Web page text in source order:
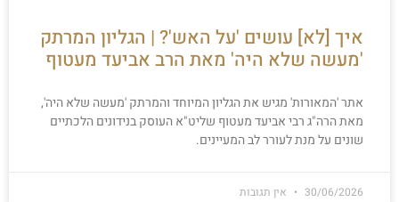
איך [לא] עושים 'על האש'? | הגליון המרתק
'מעשה שלא היה' מאת הרב אביעד מעטוף
אתר 'המאורות' מגיש את הגליון המיוחד והמרתק 'מעשה שלא היה',
מאת הרה"ג רבי אביעד מעטוף שליט"א העוסק בנידונים הלכתיים
שונים על מנת לעורר לב המעיינים.
30/06/2026 אין תגובות